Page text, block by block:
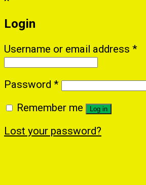
Login
Username or email address *
Password *
Remember me
Log in
Lost your password?